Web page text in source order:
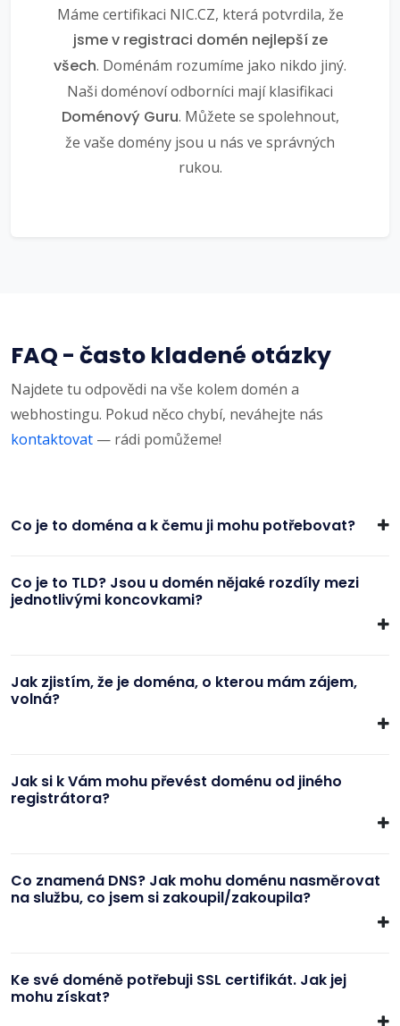
Máme certifikaci NIC.CZ, která potvrdila, že
jsme v registraci domén nejlepší ze
všech. Doménám rozumíme jako nikdo jiný.
Naši doménoví odborníci mají klasifikaci
Doménový Guru. Můžete se spolehnout,
že vaše domény jsou u nás ve správných
rukou.
FAQ - často kladené otázky
Najdete tu odpovědi na vše kolem domén a
webhostingu. Pokud něco chybí, neváhejte nás
kontaktovat — rádi pomůžeme!
Co je to doména a k čemu ji mohu potřebovat?
Co je to TLD? Jsou u domén nějaké rozdíly mezi
jednotlivými koncovkami?
Jak zjistím, že je doména, o kterou mám zájem,
volná?
Jak si k Vám mohu převést doménu od jiného
registrátora?
Co znamená DNS? Jak mohu doménu nasměrovat
na službu, co jsem si zakoupil/zakoupila?
Ke své doméně potřebuji SSL certifikát. Jak jej
mohu získat?